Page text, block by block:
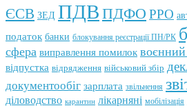
ЄСВ ЗЕД ПДВ ПДФО РРО
податок банки блокування реєстрації ПН/РК
сфера виправлення помилок воєнний
відпустка відрядження військовий збір
документообіг зарплата звільнення
діловодство карантин лікарняні мобілізація